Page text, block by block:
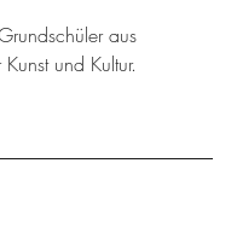
aus
und Kultur.